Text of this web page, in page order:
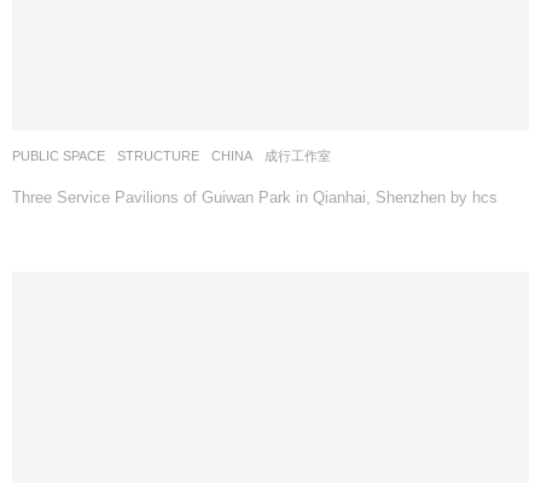
PUBLIC SPACE ,STRUCTURE CHINA 成行工作室
Three Service Pavilions of Guiwan Park in Qianhai, Shenzhen by hcs